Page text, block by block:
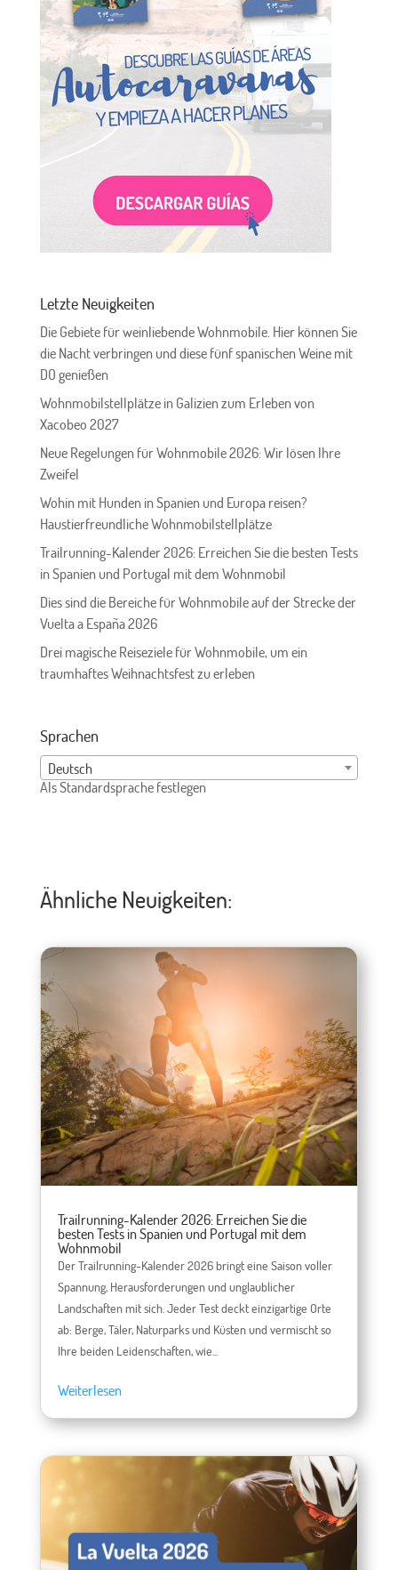
Letzte Neuigkeiten
Die Gebiete für weinliebende Wohnmobile. Hier können Sie
die Nacht verbringen und diese fünf spanischen Weine mit
DO genießen
Wohnmobilstellplätze in Galizien zum Erleben von
Xacobeo 2027
Neue Regelungen für Wohnmobile 2026: Wir lösen Ihre
Zweifel
Wohin mit Hunden in Spanien und Europa reisen?
Haustierfreundliche Wohnmobilstellplätze
Trailrunning-Kalender 2026: Erreichen Sie die besten Tests
in Spanien und Portugal mit dem Wohnmobil
Dies sind die Bereiche für Wohnmobile auf der Strecke der
Vuelta a España 2026
Drei magische Reiseziele für Wohnmobile, um ein
traumhaftes Weihnachtsfest zu erleben
Sprachen
Deutsch
Als Standardsprache festlegen
Ähnliche Neuigkeiten:
Trailrunning-Kalender 2026: Erreichen Sie die
besten Tests in Spanien und Portugal mit dem
Wohnmobil
Der Trailrunning-Kalender 2026 bringt eine Saison voller
Spannung, Herausforderungen und unglaublicher
Landschaften mit sich. Jeder Test deckt einzigartige Orte
ab: Berge, Täler, Naturparks und Küsten und vermischt so
Ihre beiden Leidenschaften, wie...
Weiterlesen